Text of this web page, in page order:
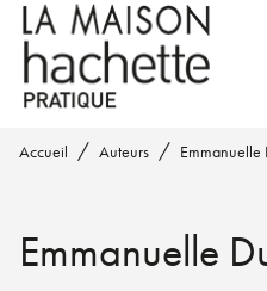
MENU RECHERCHE
PIED DE PAGE
Accueil / Auteurs / Emmanuelle
Emmanuelle